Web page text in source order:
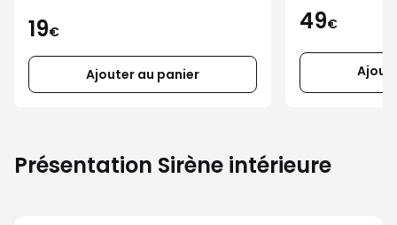
19€
Ajouter au panier
49€
Présentation Sirène intérieure